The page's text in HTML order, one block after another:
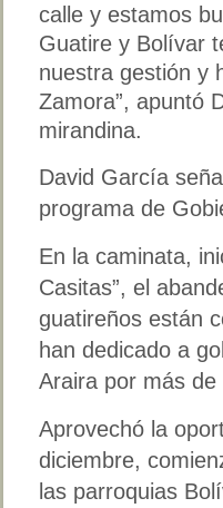
calle y estamos
Guatire y Bolívar
nuestra gestión y
Zamora”, apuntó
mirandina.
David García
programa de
En la caminata,
Casitas”, el
guatireños están
han dedicado a
Araira por más de
Aprovechó la
diciembre,
las parroquias